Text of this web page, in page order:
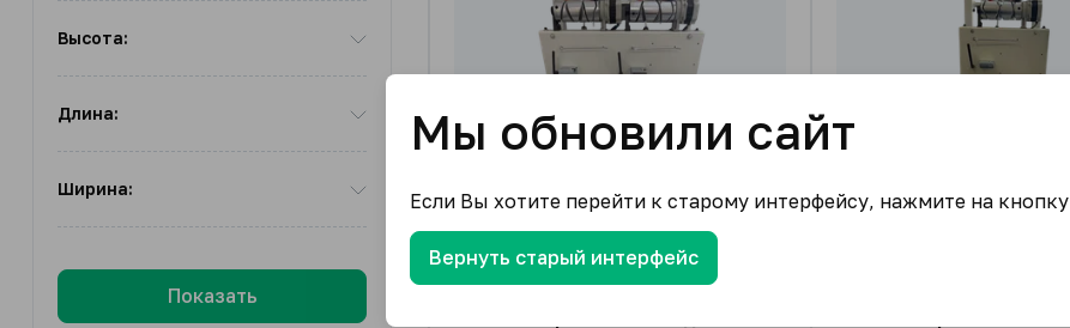
Высота:
Длина:
Ширина:
Показать
Мы обновили сайт
Если Вы хотите перейти к старому интерфейсу, нажмите на кнопку
Вернуть старый интерфейс